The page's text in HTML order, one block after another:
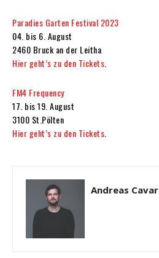
Paradies Garten Festival 2023
04. bis 6. August
2460 Bruck an der Leitha
Hier geht’s zu den Tickets
FM4 Frequency
17. bis 19. August
3100 St.Pölten
Hier geht’s zu den Tickets
Andreas Cavar